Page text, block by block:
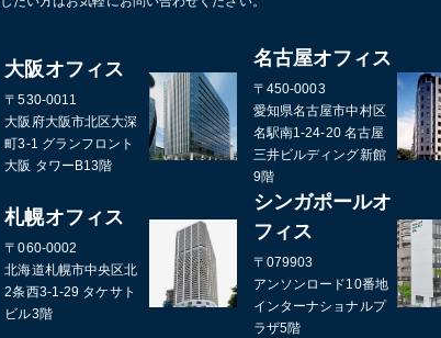
大阪オフィス
〒530-0011
大阪府大阪市北区大深
町3-1 グランフロント
大阪 タワーB13階
名古屋オフィス
〒450-0003
愛知県名古屋市中村区
名駅南1-24-20 名古屋
三井ビルディング新館
9階
札幌オフィス
〒060-0002
北海道札幌市中央区北
2条西3-1-29 タケサト
ビル3階
シンガポールオ
フィス
〒079903
アンソンロード10番地
インターナショナルプ
ラザ5階